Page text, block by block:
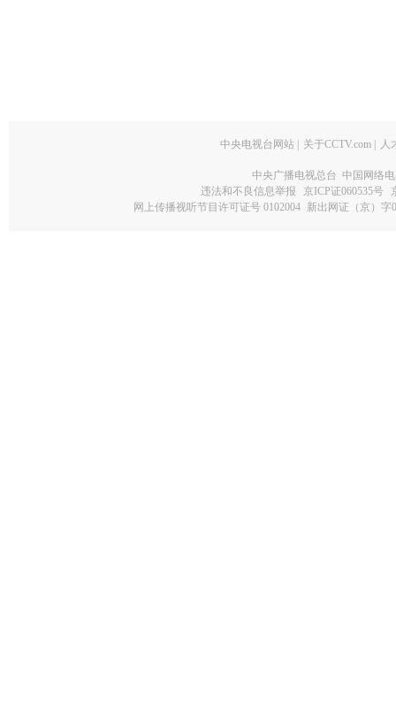
中央电视台网站 关于CCTV.com 人
中央广播电视总台 中国网络
违法和不良信息举报
京ICP证060535号
网上传播视听节目许可证号 0102004 新出网证（京）